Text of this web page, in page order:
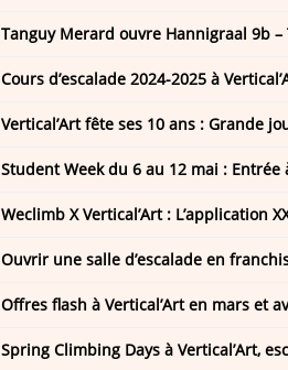
Tanguy Merard ouvre Hannigraal 9b
Cours d’escalade 2024-2025 à
Vertical’Art fête ses 10 ans : Grande
Weclimb X Vertical’Art : L’application
Ouvrir une salle d’escalade en
Offres flash à Vertical’Art en mars et
Spring Climbing Days à Vertical’Art,